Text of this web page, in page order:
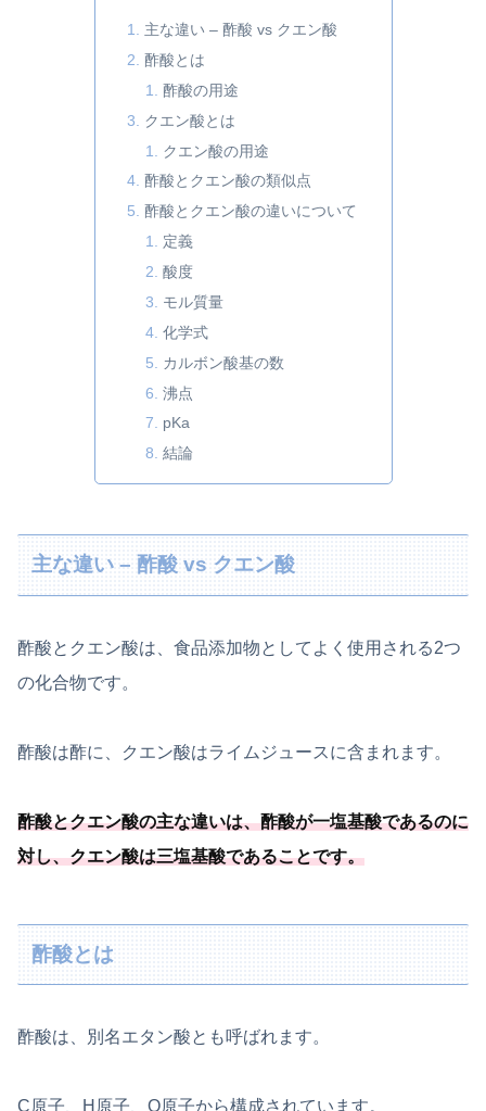
主な違い – 酢酸 vs クエン酸
酢酸とは
酢酸の用途
クエン酸とは
クエン酸の用途
酢酸とクエン酸の類似点
酢酸とクエン酸の違いについて
定義
酸度
モル質量
化学式
カルボン酸基の数
沸点
pKa
結論
主な違い – 酢酸 vs クエン酸
酢酸とクエン酸は、食品添加物としてよく使用される2つ
の化合物です。
酢酸は酢に、クエン酸はライムジュースに含まれます。
酢酸とクエン酸の主な違いは、酢酸が一塩基酸であるのに
対し、クエン酸は三塩基酸であることです。
酢酸とは
酢酸は、別名エタン酸とも呼ばれます。
C原子、H原子、O原子から構成されています。